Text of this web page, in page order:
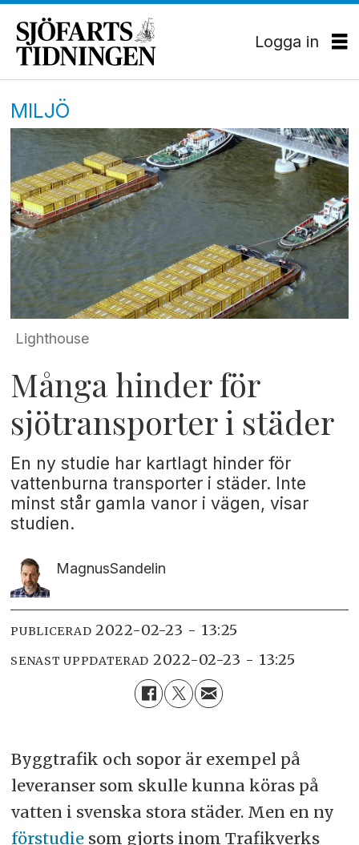
Logga in
MILJÖ
Lighthouse
Många hinder för
sjötransporter i städer
En ny studie har kartlagt hinder för
vattenburna transporter i städer. Inte
minst står gamla vanor i vägen, visar
studien.
MagnusSandelin
PUBLICERAD 2022-02-23 - 13:25
SENAST UPPDATERAD 2022-02-23 - 13:25
Byggtrafik och sopor är exempel på
leveranser som skulle kunna köras på
vatten i svenska stora städer. Men en ny
förstudiesom gjorts inom Trafikverks